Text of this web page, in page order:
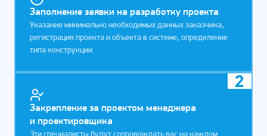
Заполнение заявки на разработку проекта
Указание минимально необходимых данных заказчика,
регистрация проекта и объекта в системе, определение
типа конструкции.
Закрепление за проектом менеджера
и проектировщика
2